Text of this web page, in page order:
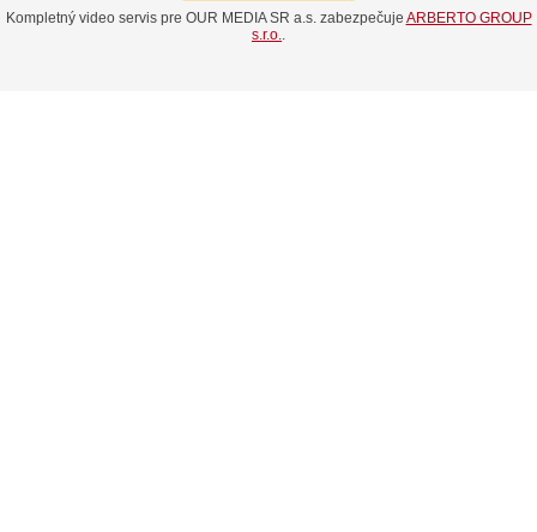
Kompletný video servis pre OUR MEDIA SR a.s. zabezpečuje ARBERTO GROUP
s.r.o.